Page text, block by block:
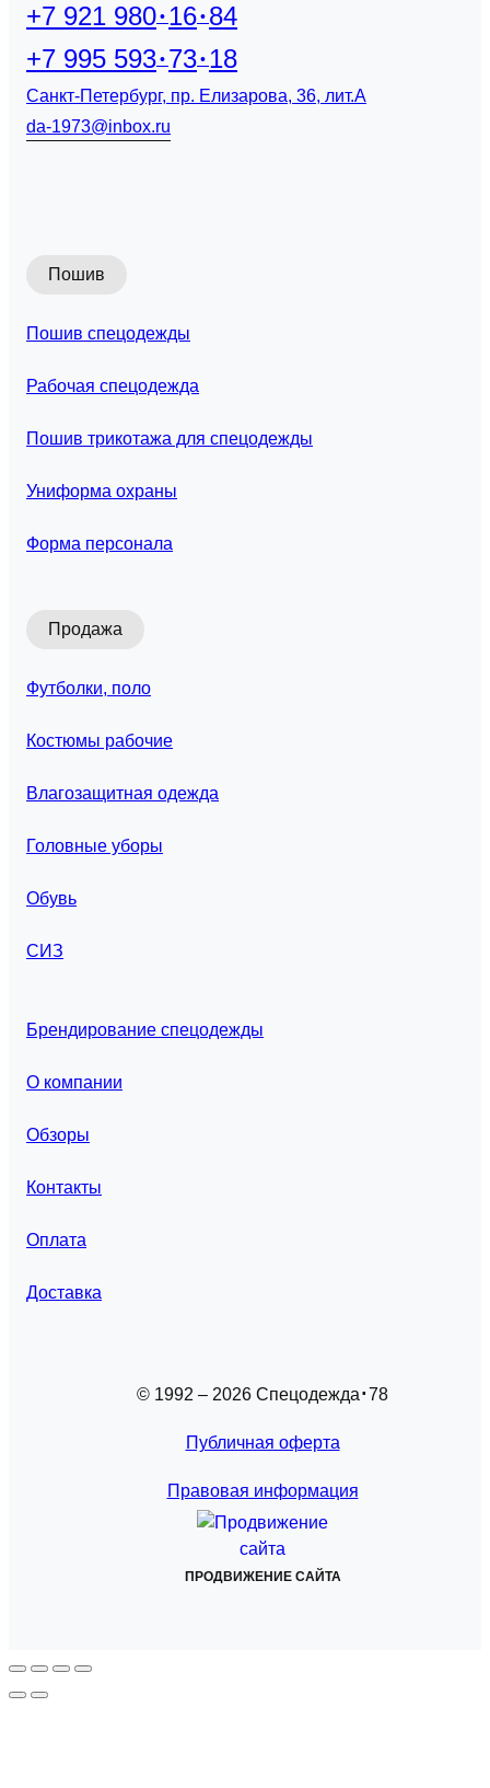
+7 921 980 16 84
+7 995 593 73 18
Санкт-Петербург, пр. Елизарова, 36, лит.А
da-1973@inbox.ru
Пошив
Пошив спецодежды
Рабочая спецодежда
Пошив трикотажа для спецодежды
Униформа охраны
Форма персонала
Продажа
Футболки, поло
Костюмы рабочие
Влагозащитная одежда
Головные уборы
Обувь
СИЗ
Брендирование спецодежды
О компании
Обзоры
Контакты
Оплата
Доставка
© 1992 – 2026 Спецодежда 78
Публичная оферта
Правовая информация
ПРОДВИЖЕНИЕ САЙТА